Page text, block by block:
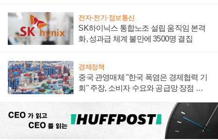
전자·전기·정보통신
SK하이닉스 통합노조 설립 움직임 본격
화, 성과급 체계 불만에 3500명 결집
경제정책
중국 관영매체 "한국 폭염은 경제협력 기
회" 주장, 소비자 수요와 공급망 장점 강